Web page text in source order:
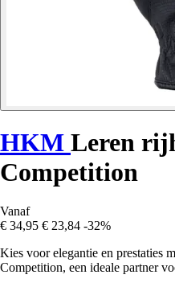
HKM Leren
Competition
Vanaf
€ 34,95 € 23,84 -32%
Kies voor elegantie en prestaties
Competition, een ideale partner